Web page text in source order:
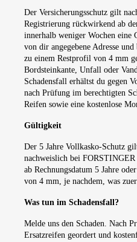
Der Versicherungsschutz gilt
Registrierung rückwirkend ab
innerhalb weniger Wochen eine
von dir angegebene Adresse
zu einem Restprofil von 4 mm
Bordsteinkante, Unfall oder
Schadensfall erhältst du gegen
nach Prüfung im berechtigten
Reifen sowie eine kostenlose
Gültigkeit
Der 5 Jahre Vollkasko-Schutz
nachweislich bei
ab Rechnungsdatum 5 Jahre
von 4 mm, je nachdem, was
Was tun im Schadensfall?
Melde uns den Schaden. Nach
Ersatzreifen geordert und